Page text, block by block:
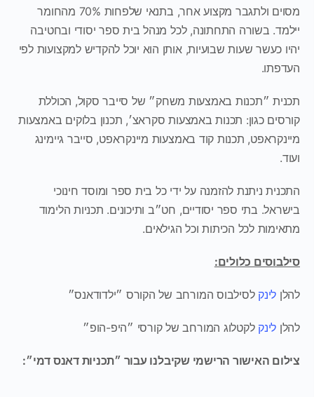
מסוים ולתגבר מקצוע אחר, בתנאי שלפחות 70% מהחומר
בשורה התחתונה, לכל מנהל בית ספר יסודי ובחטיבה
כעשר שעות שבועיות, אותן הוא יוכל להקדיש למקצועות לפי
״תכנות באמצעות משחק״ של סייבר סקול, הכוללת
כגון: תכנות באמצעות סקראצ׳, תכנון בלוקים באמצעות
תכנות קוד באמצעות מיינקראפט, סייבר גיימינג
ניתנת להזמנה על ידי כל בית ספר ומוסד חינוכי
בתי ספר יסודיים, חט״ב ותיכונים. תכניות הלימוד
לכל הכיתות וכל הגילאים.
כלולים:
לינקלסילבוס המורחב של הקורס ״ילדודאנס״
לינקלקטלוג המורחב של קורסי ״היפ-הופ״
האישור הרישמי שקיבלנו עבור ״תכניות דאנס דמי״: